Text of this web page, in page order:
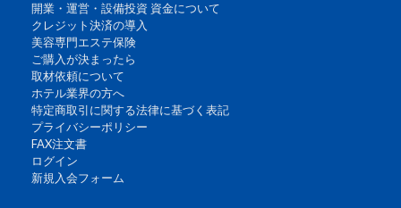
開業・運営・設備投資 資金について
クレジット決済の導入
美容専門エステ保険
ご購入が決まったら
取材依頼について
ホテル業界の方へ
特定商取引に関する法律に基づく表記
プライバシーポリシー
FAX注文書
ログイン
新規入会フォーム